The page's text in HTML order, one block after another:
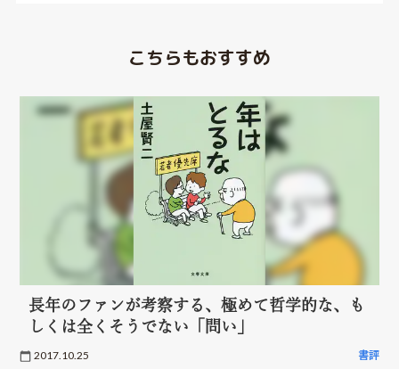
こちらもおすすめ
長年のファンが考察する、極めて哲学的な、も
しくは全くそうでない「問い」
2017.10.25 書評